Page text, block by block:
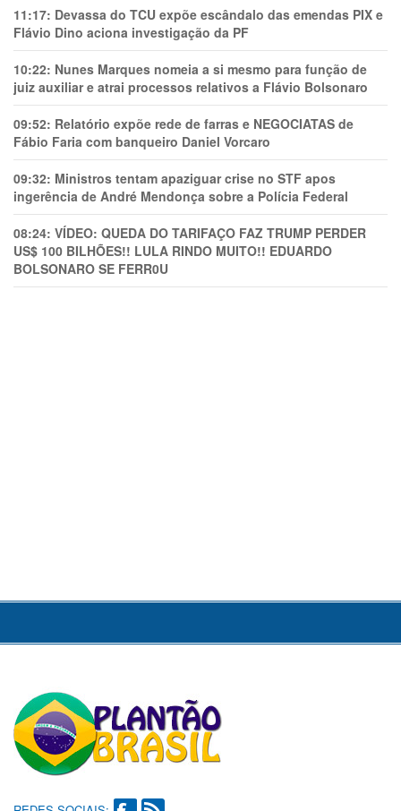
11:17: Devassa do TCU expõe escândalo das emendas PIX e
Flávio Dino aciona investigação da PF
10:22: Nunes Marques nomeia a si mesmo para função de
juiz auxiliar e atrai processos relativos a Flávio Bolsonaro
09:52: Relatório expõe rede de farras e NEGOCIATAS de
Fábio Faria com banqueiro Daniel Vorcaro
09:32: Ministros tentam apaziguar crise no STF apos
ingerência de André Mendonça sobre a Polícia Federal
08:24: VÍDEO: QUEDA DO TARIFAÇO FAZ TRUMP PERDER
US$ 100 BILHÕES!! LULA RINDO MUITO!! EDUARDO
BOLSONARO SE FERR0U